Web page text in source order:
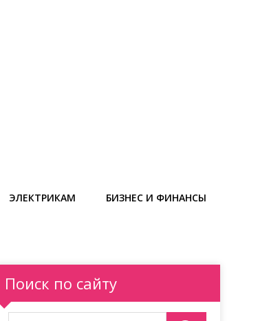
ЭЛЕКТРИКАМ БИЗНЕС И ФИНАНСЫ
Поиск по сайту